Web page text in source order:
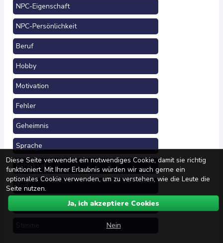
NPC-Eigenschaft
NPC-Persönlichkeit
Beruf
Hobby
Motivation
Fehler
Geheimnis
Sprache
Schicksal
Tod
Diese Seite verwendet ein notwendiges Cookie, damit sie richtig
funktioniert. Mit Ihrer Erlaubnis würden wir auch gerne ein
optionales Cookie verwenden, um zu verstehen, wie die Leute die
Seite nutzen.
Ja, ich akzeptiere Cookies
Nein